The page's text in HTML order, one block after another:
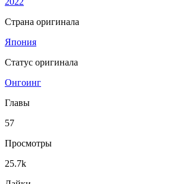
Страна оригинала
Япония
Статус оригинала
Онгоинг
Главы
57
Просмотры
25.7k